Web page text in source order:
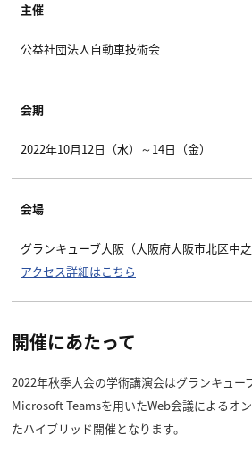
主催
公益社団法人自動車技術会
会期
2022年10月12日（水）～14日（金）
会場
グランキューブ大阪（大阪府大阪市北区中之
アクセス詳細はこちら
開催にあたって
2022年秋季大会の学術講演会はグランキュー
Microsoft Teamsを用いたWeb会議によるオ
たハイブリッド開催となります。